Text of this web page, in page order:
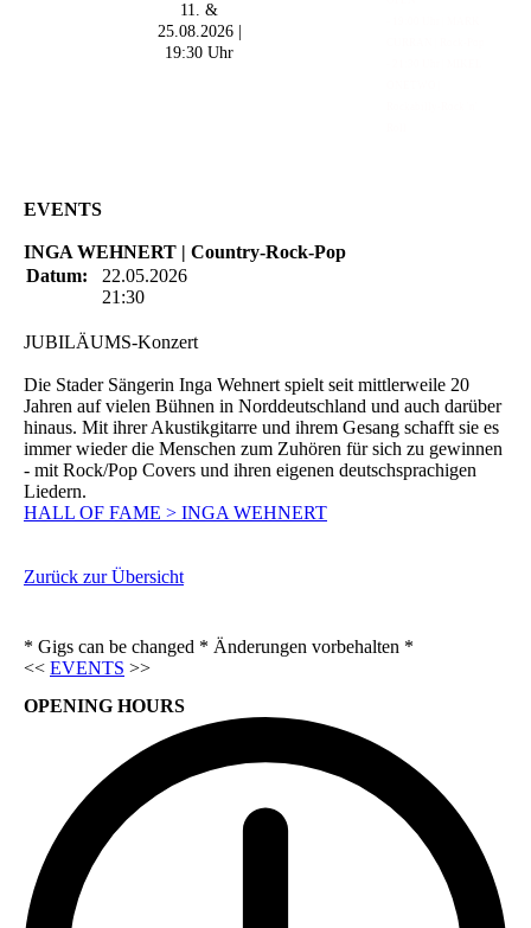
11. &
25.08.2026 |
19:30 Uhr
EVENTS
INGA WEHNERT | Country-Rock-Pop
Datum:
22.05.2026
21:30
JUBILÄUMS-Konzert
Die Stader Sängerin Inga Wehnert spielt seit mittlerweile 20
Jahren auf vielen Bühnen in Norddeutschland und auch darüber
hinaus. Mit ihrer Akustikgitarre und ihrem Gesang schafft sie es
immer wieder die Menschen zum Zuhören für sich zu gewinnen
- mit Rock/Pop Covers und ihren eigenen deutschsprachigen
Liedern.
HALL OF FAME > INGA WEHNERT
Zurück zur Übersicht
* Gigs can be changed * Änderungen vorbehalten *
<< EVENTS >>
OPENING HOURS